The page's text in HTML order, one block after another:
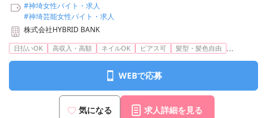
#神埼女性バイト・求人
#神埼芸能女性バイト・求人
株式会社HYBRID BANK
日払いOK 高収入・高額 ネイルOK ピアス可 髪型・髪色自由 ...
WEBで応募
気になる 求人詳細を見る